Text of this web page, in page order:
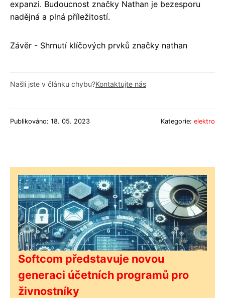
expanzi. Budoucnost značky Nathan je bezesporu
nadějná a plná příležitostí.
Závěr - Shrnutí klíčových prvků značky nathan
Našli jste v článku chybu?Kontaktujte nás
Publikováno: 18. 05. 2023 Kategorie: elektro
Softcom představuje novou
generaci účetních programů pro
živnostníky